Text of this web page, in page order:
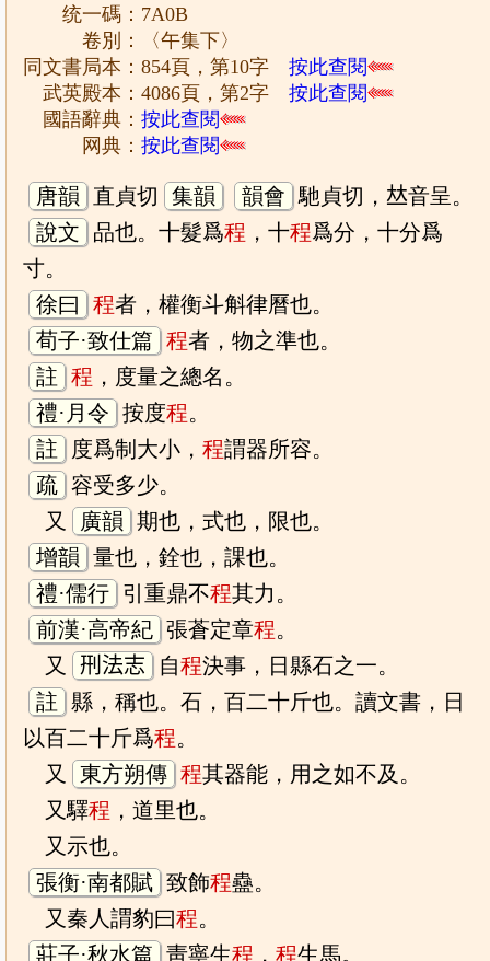
统一碼：7A0B
卷別：〈午集下〉
同文書局本：854頁，第10字按此查閱
武英殿本：4086頁，第2字按此查閱
國語辭典：按此查閱
网典：按此查閱
唐韻 直貞切 集韻 韻會 馳貞切，𠀤音呈。
說文
品也。十髮爲程 ，十程爲分，十分爲
寸。
徐曰
程者，權衡斗斛律曆也。
荀子·致仕篇 程者，物之準也。
註 程 ，度量之總名。
禮·月令 按度程。
註
度爲制大小，程謂器所容。
疏 容受多少。
又
廣韻 期也，式也，限也。
增韻 量也，銓也，課也。
禮·儒行 引重鼎不程其力。
前漢·高帝紀 張蒼定章程。
又
𠛬法志 自程決事，日縣石之一。
註
縣，稱也。石，百二十斤也。讀文書，日
以百二十斤爲程。
又
東方朔傳 程其器能，用之如不及。
又驛程 ，道里也。
又示也。
張衡·南都賦 致飾程蠱。
又秦人謂豹曰程。
莊子·秋水篇 靑寧生程 ，程生馬。